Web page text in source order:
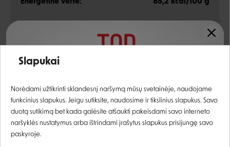
Energetinė vertė: 85,2 kcal/100 g
Analitinės sudedamosios dalys
žali riebalai 5%
žalia ląsteliena 0,4%
žali pelenai
Registruotis
Slapukai
Norėdami užtikrinti sklandesnį naršymą mūsų svetainėje, naudojame
funkcinius slapukus. Jeigu sutiksite, naudosime ir tikslinius slapukus. Savo
duotą sutikimą bet kada galėsite atšaukti pakeisdami savo interneto
naršyklės nustatymus arba ištrindami įrašytus slapukus prisijungę savo
paskyroje.